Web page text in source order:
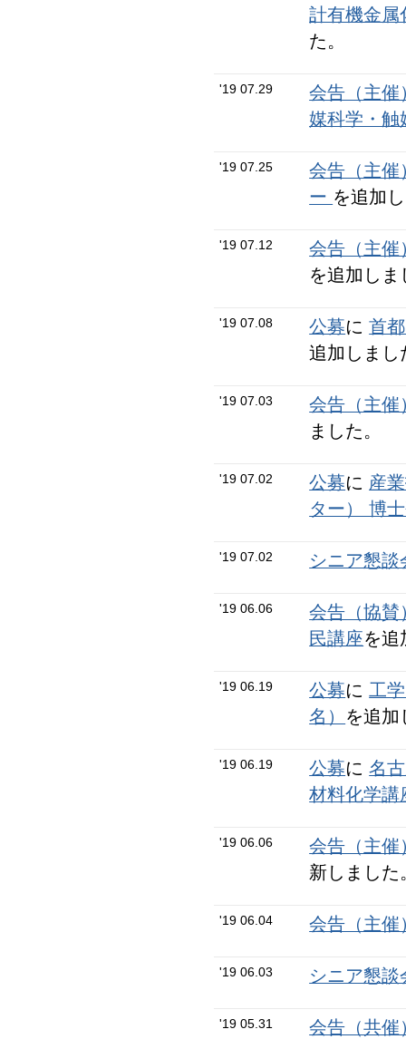
計有機金
た。
'19 07.29
会告（主催
媒科学・
'19 07.25
会告（主催
ー を追加
'19 07.12
会告（主催
を追加しま
'19 07.08 公募に首
追加しまし
'19 07.03
会告（主催
ました。
'19 07.02 公募に 産
ター） 博
'19 07.02 シニア懇談
'19 06.06
会告（協賛
民講座を追
'19 06.19 公募に 工
名） を追加
'19 06.19 公募に名
材料化学講
'19 06.06
会告（主催
新しました
'19 06.04 会告（主催
'19 06.03 シニア懇談
'19 05.31
会告（共催